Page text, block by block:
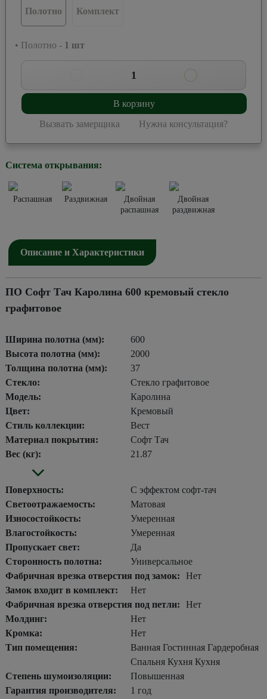
Полотно Комплект
• Полотно - 1 шт
1
В корзину
Вызвать замерщика Нужна консультация?
Система открывания:
Распашная Раздвижная
Двойная
распашная
Двойная
раздвижная
Описание и Характеристики
ПО Софт Тач Каролина 600 кремовый стекло
графитовое
Ширина полотна (мм):
600
Высота полотна (мм):
2000
Толщина полотна (мм):
37
Стекло:
Стекло графитовое
Модель:
Каролина
Цвет:
Кремовый
Стиль коллекции:
Вест
Материал покрытия:
Софт Тач
Вес (кг):
21.87
Поверхность:
С эффектом софт-тач
Светоотражаемость:
Матовая
Износостойкость:
Умеренная
Влагостойкость:
Умеренная
Пропускает свет:
Да
Сторонность полотна:
Универсальное
Фабричная врезка отверстия под замок:
Нет
Замок входит в комплект:
Нет
Фабричная врезка отверстия под петли:
Нет
Молдинг:
Нет
Кромка:
Нет
Тип помещения:
Ванная Гостинная Гардеробная
Спальня Кухня Кухня
Степень шумоизоляции:
Повышенная
Гарантия производителя:
1 год